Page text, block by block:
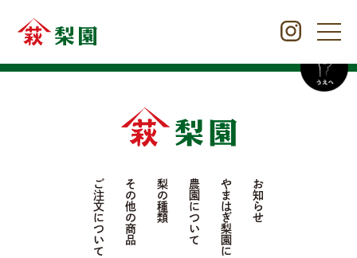
お知らせ
やまはぎ梨園について
農園について
梨の種類
その他の商品
ご注文について